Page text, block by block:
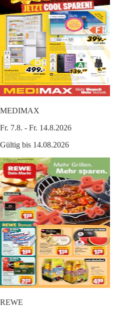
MEDIMAX
Fr. 7.8. - Fr. 14.8.2026
Gültig bis 14.08.2026
REWE